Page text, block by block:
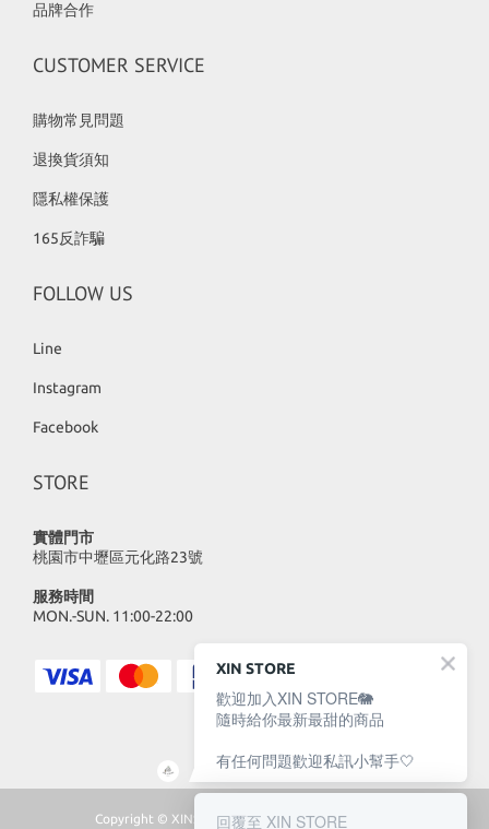
品牌合作
CUSTOMER SERVICE
購物常見問題
退換貨須知
隱私權保護
165反詐騙
FOLLOW US
Line
Instagram
Facebook
STORE
實體門市
桃園市中壢區元化路23號
服務時間
MON.-SUN. 11:00-22:00
Copyright © XINSTORE 2023 | All Rights Reserved
XIN STORE
歡迎加入XIN STORE🐘
隨時給你最新最甜的商品
有任何問題歡迎私訊小幫手🤍
回覆至 XIN STORE